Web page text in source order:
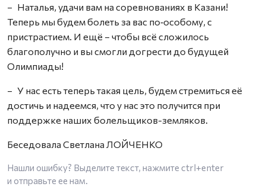
– Наталья, удачи вам на соревнованиях в Казани!
Теперь мы будем болеть за вас по‑особому, с
пристрастием. И ещё – чтобы всё сложилось
благополучно и вы смогли догрести до будущей
Олимпиады!
– У нас есть теперь такая цель, будем стремиться её
достичь и надеемся, что у нас это получится при
поддержке наших болельщиков-земляков.
Беседовала Светлана ЛОЙЧЕНКО
Нашли ошибку? Выделите текст, нажмите ctrl+enter
и отправьте ее нам.